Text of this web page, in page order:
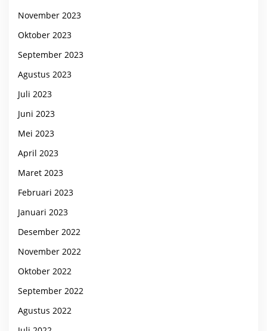
November 2023
Oktober 2023
September 2023
Agustus 2023
Juli 2023
Juni 2023
Mei 2023
April 2023
Maret 2023
Februari 2023
Januari 2023
Desember 2022
November 2022
Oktober 2022
September 2022
Agustus 2022